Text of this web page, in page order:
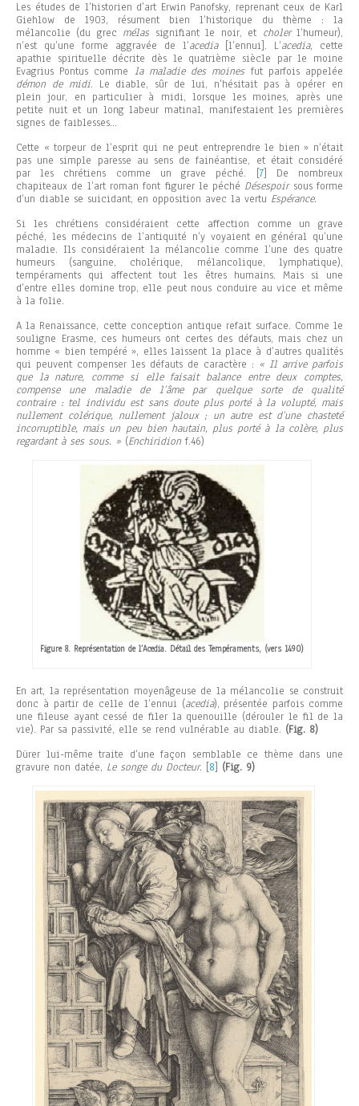
Les études de l’historien d’art Erwin Panofsky, reprenant ceux de Karl
Giehlow de 1903, résument bien l’historique du thème : la
mélancolie (du grec mélassignifiant le noir, et cholerl’humeur),
n’est qu’une forme aggravée de l’acedia[l’ennui]. L’acedia, cette
apathie spirituelle décrite dès le quatrième siècle par le moine
Evagrius Pontus comme la maladie des moinesfut parfois appelée
démon de midi. Le diable, sûr de lui, n’hésitait pas à opérer en
plein jour, en particulier à midi, lorsque les moines, après une
petite nuit et un long labeur matinal, manifestaient les premières
signes de faiblesses…
Cette « torpeur de l’esprit qui ne peut entreprendre le bien » n’était
pas une simple paresse au sens de fainéantise, et était considéré
par les chrétiens comme un grave péché.
[7] De nombreux
chapiteaux de l’art roman font figurer le péché Désespoirsous forme
d’un diable se suicidant, en opposition avec la vertu Espérance.
Si les chrétiens considéraient cette affection comme un grave
péché, les médecins de l’antiquité n’y voyaient en général qu’une
maladie. Ils considéraient la mélancolie comme l’une des quatre
humeurs (sanguine, cholérique, mélancolique, lymphatique),
tempéraments qui affectent tout les êtres humains. Mais si une
d’entre elles domine trop, elle peut nous conduire au vice et même
à la folie.
A la Renaissance, cette conception antique refait surface. Comme le
souligne Erasme, ces humeurs ont certes des défauts, mais chez un
homme « bien tempéré », elles laissent la place à d’autres qualités
qui peuvent compenser les défauts de caractère : « Il arrive parfois
que la nature, comme si elle faisait balance entre deux comptes,
compense une maladie de l’âme par quelque sorte de qualité
contraire : tel individu est sans doute plus porté à la volupté, mais
nullement colérique, nullement jaloux ; un autre est d’une chasteté
incorruptible, mais un peu bien hautain, plus porté à la colère, plus
regardant à ses sous. » (Enchiridionf.46)
Figure 8. Représentation de l’Acedia. Détail des Tempéraments, (vers 1490)
En art, la représentation moyenâgeuse de la mélancolie se construit
donc à partir de celle de l’ennui (acedia), présentée parfois comme
une fileuse ayant cessé de filer la quenouille (dérouler le fil de la
vie). Par sa passivité, elle se rend vulnérable au diable. (Fig. 8)
Dürer lui-même traite d’une façon semblable ce thème dans une
gravure non datée, Le songe du Docteur. [8] (Fig. 9)